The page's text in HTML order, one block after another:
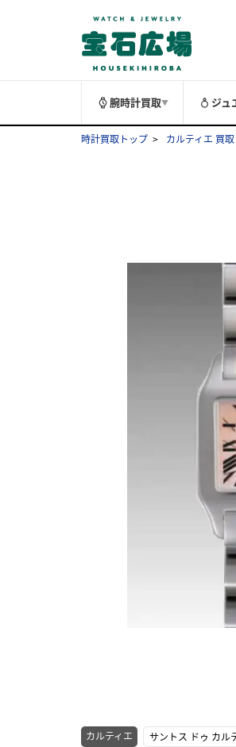
腕時計買取▼ ジュ
時計買取トップ カルティエ 買取
カルティエ サントス ドゥ カル